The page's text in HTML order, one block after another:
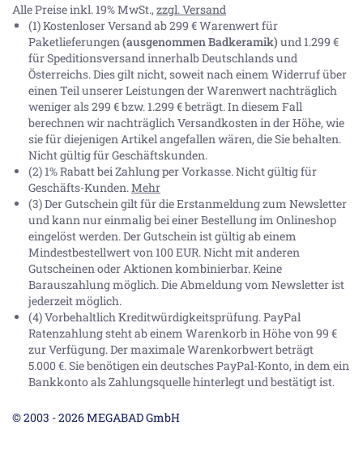
Alle Preise inkl. 19% MwSt., zzgl. Versand
(1) Kostenloser Versand ab 299 € Warenwert für
Paketlieferungen(ausgenommen Badkeramik) und 1.299 €
für Speditionsversand innerhalb Deutschlands und
Österreichs. Dies gilt nicht, soweit nach einem Widerruf über
einen Teil unserer Leistungen der Warenwert nachträglich
weniger als 299 € bzw. 1.299 € beträgt. In diesem Fall
berechnen wir nachträglich Versandkosten in der Höhe, wie
sie für diejenigen Artikel angefallen wären, die Sie behalten.
Nicht gültig für Geschäftskunden.
(2) 1% Rabatt bei Zahlung per Vorkasse. Nicht gültig für
Geschäfts-Kunden.Mehr
(3) Der Gutschein gilt für die Erstanmeldung zum Newsletter
und kann nur einmalig bei einer Bestellung im Onlineshop
eingelöst werden. Der Gutschein ist gültig ab einem
Mindestbestellwert von 100 EUR. Nicht mit anderen
Gutscheinen oder Aktionen kombinierbar. Keine
Barauszahlung möglich. Die Abmeldung vom Newsletter ist
jederzeit möglich.
(4) Vorbehaltlich Kreditwürdigkeitsprüfung. PayPal
Ratenzahlung steht ab einem Warenkorb in Höhe von99 €
zur Verfügung. Der maximale Warenkorbwert beträgt
5.000 €. Sie benötigen ein deutsches PayPal-Konto, in dem ein
Bankkonto als Zahlungsquelle hinterlegt und bestätigt ist.
© 2003 - 2026 MEGABAD GmbH